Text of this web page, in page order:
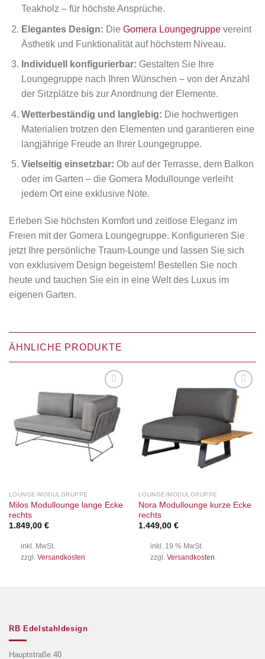
Teakholz – für höchste Ansprüche.
Elegantes Design: Die Gomera Loungegruppevereint
Ästhetik und Funktionalität auf höchstem Niveau.
Individuell konfigurierbar: Gestalten Sie Ihre
Loungegruppe nach Ihren Wünschen – von der Anzahl
der Sitzplätze bis zur Anordnung der Elemente.
Wetterbeständig und langlebig: Die hochwertigen
Materialien trotzen den Elementen und garantieren eine
langjährige Freude an Ihrer Loungegruppe.
Vielseitig einsetzbar: Ob auf der Terrasse, dem Balkon
oder im Garten – die Gomera Modullounge verleiht
jedem Ort eine exklusive Note.
Erleben Sie höchsten Komfort und zeitlose Eleganz im
Freien mit der Gomera Loungegruppe. Konfigurieren Sie
jetzt Ihre persönliche Traum-Lounge und lassen Sie sich
von exklusivem Design begeistern! Bestellen Sie noch
heute und tauchen Sie ein in eine Welt des Luxus im
eigenen Garten.
ÄHNLICHE PRODUKTE
Auf die
Wunschliste
LOUNGE/MODULGRUPPE
Milos Modullounge lange Ecke
rechts
1.849,00 €
inkl. MwSt.
zzgl. Versandkosten
Auf die
Wunschliste
LOUNGE/MODULGRUPPE
Nora Modullounge kurze Ecke
rechts
1.449,00 €
inkl. 19 % MwSt.
zzgl. Versandkosten
RB Edelstahldesign
Hauptstraße 40